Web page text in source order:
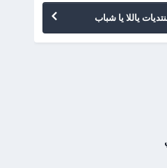
ياللا يا شباب